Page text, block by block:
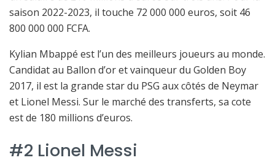
saison 2022-2023, il touche 72 000 000 euros, soit 46
800 000 000 FCFA.
Kylian Mbappé est l’un des meilleurs joueurs au monde.
Candidat au Ballon d’or et vainqueur du Golden Boy
2017, il est la grande star du PSG aux côtés de Neymar
et Lionel Messi. Sur le marché des transferts, sa cote
est de 180 millions d’euros.
#2 Lionel Messi